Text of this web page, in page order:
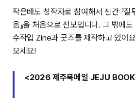
작은배도 창작자로 참여해서 신간 『
음』을 처음으로 선보입니다. 그 밖에
수작업 Zine과 굿즈를 제작하고 있어
오세요!
<2026 제주북페일 JEJU